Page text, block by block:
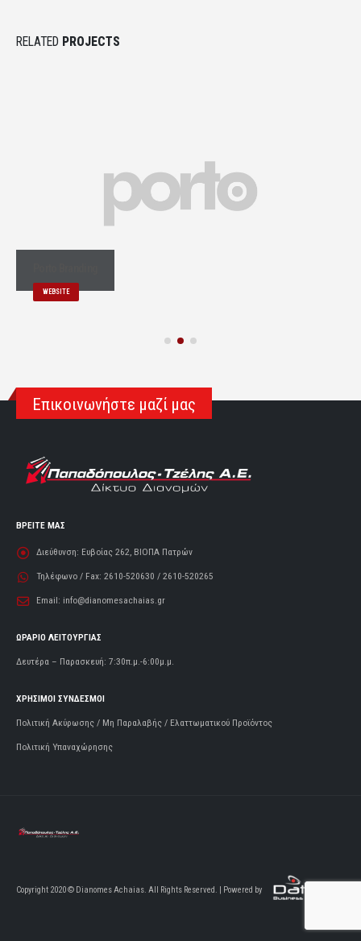
RELATED PROJECTS
WEBSITE
Επικοινωνήστε μαζί μας
ΒΡΕΙΤΕ ΜΑΣ
Διεύθυνση: Ευβοίας 262, ΒΙΟΠΑ Πατρών
Τηλέφωνο / Fax: 2610-520630 / 2610-520265
Email: info@dianomesachaias.gr
ΩΡΑΡΙΟ ΛΕΙΤΟΥΡΓΙΑΣ
Δευτέρα – Παρασκευή: 7:30π.μ.-6:00μ.μ.
ΧΡΗΣΙΜΟΙ ΣΥΝΔΕΣΜΟΙ
Πολιτική Ακύρωσης / Μη Παραλαβής / Ελαττωματικού Προϊόντος
Πολιτική Υπαναχώρησης
Copyright 2020 © Dianomes Achaias. All Rights Reserved. | Powered by